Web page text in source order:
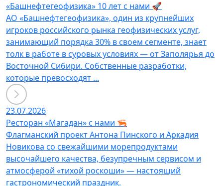
«Башнефтегеофизика» 10 лет с нами 🚀
АО «Башнефтегеофизика», один из крупнейших
игроков российского рынка геофизических услуг,
занимающий порядка 30% в своем сегменте, знает
толк в работе в суровых условиях — от Заполярья до
Восточной Сибири. Собственные разработки,
которые превосходят ...
23.07.2026
Ресторан «Магадан» с нами 🦐
Флагманский проект Антона Пинского и Аркадия
Новикова со свежайшими морепродуктами
высочайшего качества, безупречным сервисом и
атмосферой «тихой роскоши» — настоящий
гастрономический праздник.